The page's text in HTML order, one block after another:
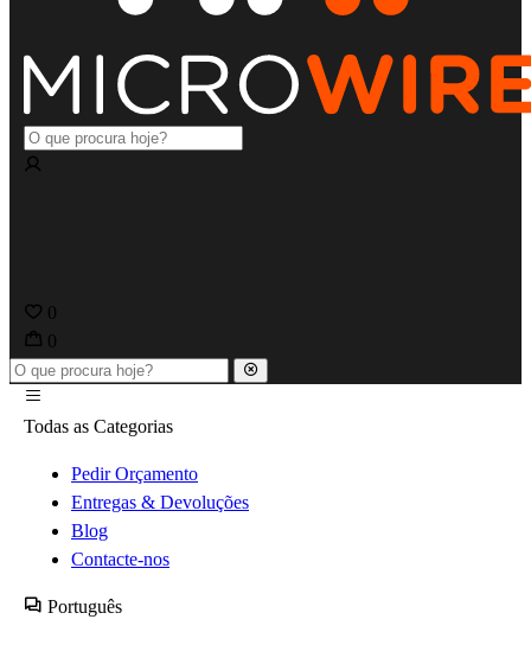
0
0
Todas as Categorias
Pedir Orçamento
Entregas & Devoluções
Blog
Contacte-nos
Português